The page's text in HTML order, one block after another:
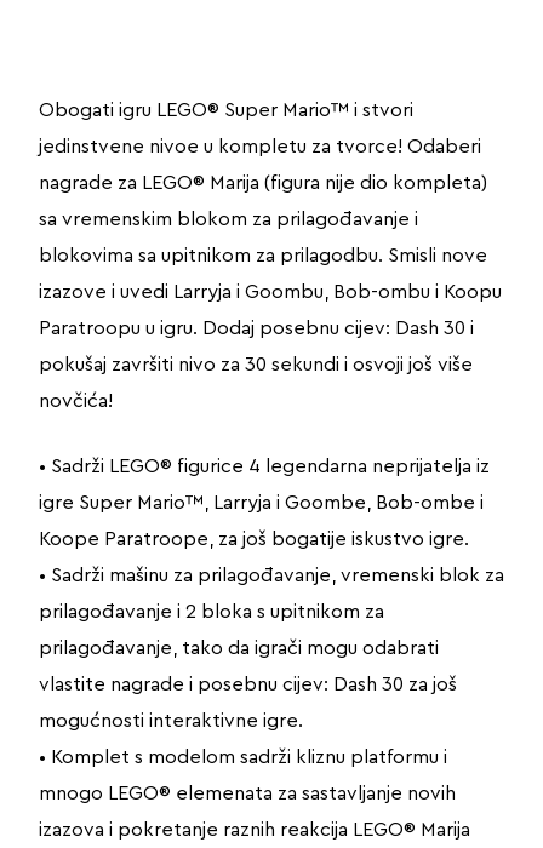
Obogati igru LEGO® Super Mario™ i stvori
jedinstvene nivoe u kompletu za tvorce! Odaberi
nagrade za LEGO® Marija (figura nije dio kompleta)
sa vremenskim blokom za prilagođavanje i
blokovima sa upitnikom za prilagodbu. Smisli nove
izazove i uvedi Larryja i Goombu, Bob-ombu i Koopu
Paratroopu u igru. Dodaj posebnu cijev: Dash 30 i
pokušaj završiti nivo za 30 sekundi i osvoji još više
novčića!
• Sadrži LEGO® figurice 4 legendarna neprijatelja iz
igre Super Mario™, Larryja i Goombe, Bob-ombe i
Koope Paratroope, za još bogatije iskustvo igre.
• Sadrži mašinu za prilagođavanje, vremenski blok za
prilagođavanje i 2 bloka s upitnikom za
prilagođavanje, tako da igrači mogu odabrati
vlastite nagrade i posebnu cijev: Dash 30 za još
mogućnosti interaktivne igre.
• Komplet s modelom sadrži kliznu platformu i
mnogo LEGO® elemenata za sastavljanje novih
izazova i pokretanje raznih reakcija LEGO® Marija